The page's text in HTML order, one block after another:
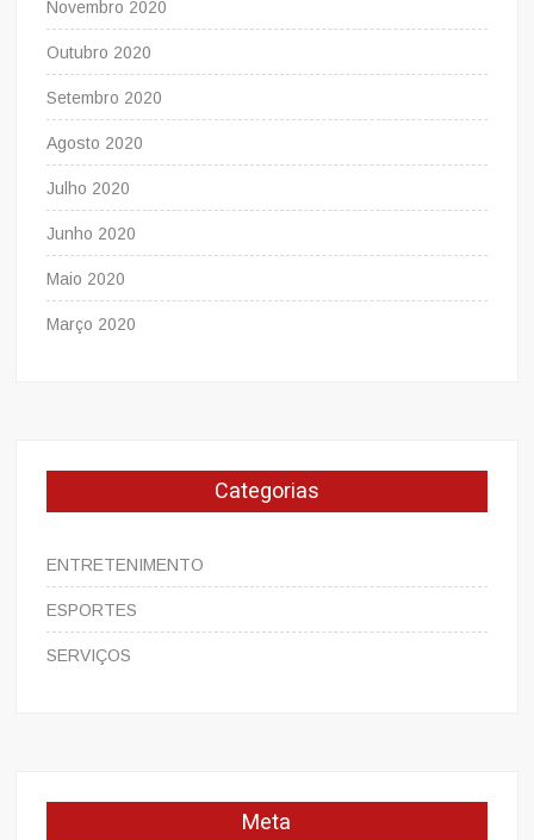
Novembro 2020
Outubro 2020
Setembro 2020
Agosto 2020
Julho 2020
Junho 2020
Maio 2020
Março 2020
Categorias
ENTRETENIMENTO
ESPORTES
SERVIÇOS
Meta